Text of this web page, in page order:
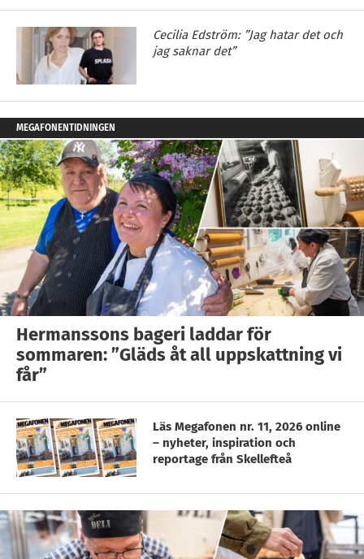
Cecilia Edström: ”Jag hatar det och
jag saknar det”
MEGAFONENTIDNINGEN
Hermanssons bageri laddar för
sommaren: ”Gläds åt all uppskattning vi
får”
Läs Megafonen nr. 11, 2026 online
– nyheter, inspiration och
reportage från Skellefteå